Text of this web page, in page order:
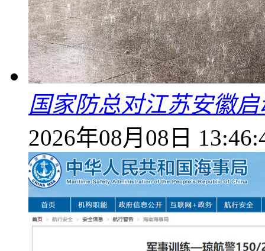
国家防总对江苏安徽
2026年08月08日